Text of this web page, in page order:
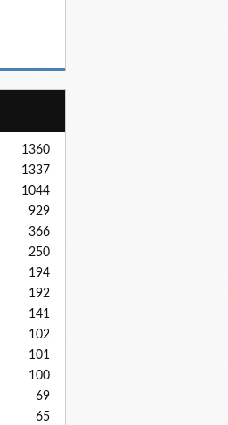
1360
1337
1044
929
366
250
194
192
141
102
101
100
69
65